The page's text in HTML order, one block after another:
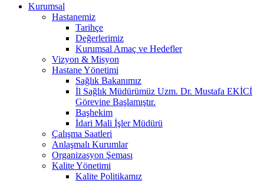
Kurumsal
Hastanemiz
Tarihçe
Değerlerimiz
Kurumsal Amaç ve Hedefler
Vizyon & Misyon
Hastane Yönetimi
Sağlık Bakanımız
İl Sağlık Müdürümüz Uzm. Dr. Mustafa EKİCİ
Görevine Başlamıştır.
Başhekim
İdari Mali İşler Müdürü
Çalışma Saatleri
Anlaşmalı Kurumlar
Organizasyon Şeması
Kalite Yönetimi
Kalite Politikamız